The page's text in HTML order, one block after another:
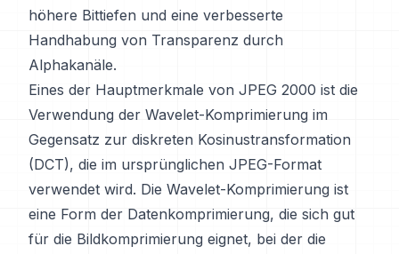
höhere Bittiefen und eine verbesserte
Handhabung von Transparenz durch
Alphakanäle.
Eines der Hauptmerkmale von JPEG 2000 ist die
Verwendung der Wavelet-Komprimierung im
Gegensatz zur diskreten Kosinustransformation
(DCT), die im ursprünglichen JPEG-Format
verwendet wird. Die Wavelet-Komprimierung ist
eine Form der Datenkomprimierung, die sich gut
für die Bildkomprimierung eignet, bei der die